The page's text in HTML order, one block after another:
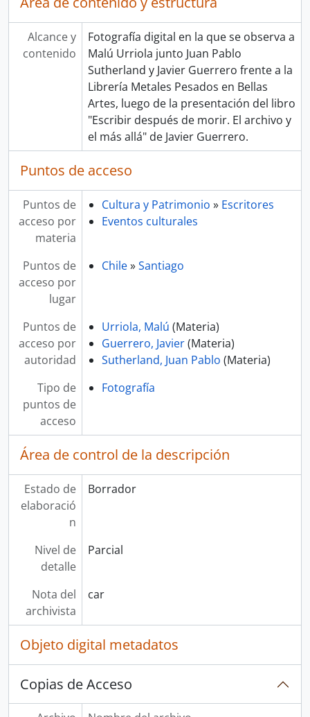
Alcance y
contenido
Fotografía digital en la que se observa a
Malú Urriola junto Juan Pablo
Sutherland y Javier Guerrero frente a la
Librería Metales Pesados en Bellas
Artes, luego de la presentación del libro
"Escribir después de morir. El archivo y
el más allá" de Javier Guerrero.
Puntos de acceso
Puntos de
acceso por
materia
Cultura y Patrimonio » Escritores
Eventos culturales
Puntos de
acceso por
lugar
Chile»Santiago
Puntos de
acceso por
autoridad
Urriola, Malú (Materia)
Guerrero, Javier(Materia)
Sutherland, Juan Pablo (Materia)
Tipo de
puntos de
acceso
Fotografía
Área de control de la descripción
Estado de
elaboració
n
Borrador
Nivel de
detalle
Parcial
Nota del
archivista
car
Objeto digital metadatos
Copias de Acceso